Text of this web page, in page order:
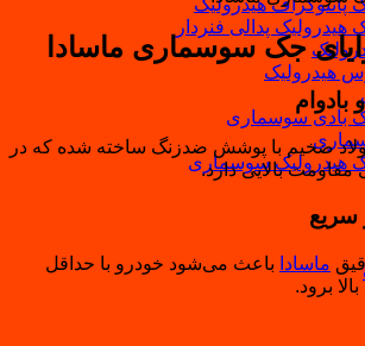
پانتوگراف هیدرولیک
هیدرولیک پدالی فنردار
هیدرولیک
بادی سوسماری
هیدرولیک سوسماری
جک سوسماری ماسادا
ضخیم با پوشش ضدزنگ ساخته شده که در
بالایی دارد.
ماسادا باعث می‌شود خودرو با حداقل
برود.